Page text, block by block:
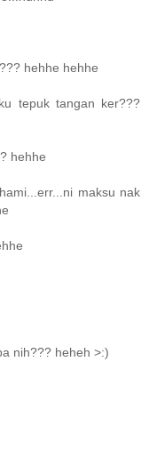
hehhe hehhe
tepuk tangan ker???
hehhe
maksu nak
nih??? heheh >:)